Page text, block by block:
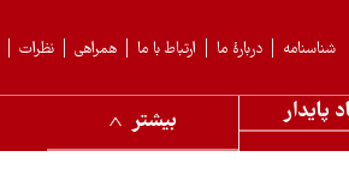
نظرات همراهی ارتباط با ما دربارهٔ ما شناسنامه
پایدار بیشتر